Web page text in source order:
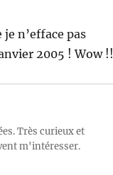
n’efface pas
2005 ! Wow !!
Très curieux et
m'intéresser.